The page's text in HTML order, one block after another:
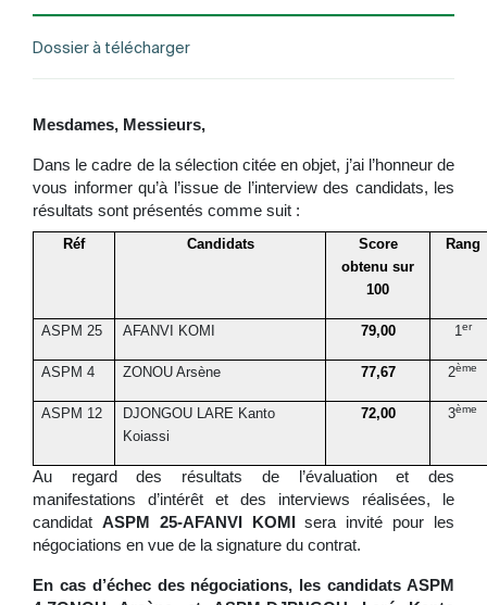
Dossier à télécharger
Mesdames, Messieurs,
Dans le cadre de la sélection citée en objet, j’ai l’honneur de
vous informer qu’à l’issue de l’interview des candidats, les
résultats sont présentés comme suit :
Réf Candidats
Score
obtenu sur
100
Rang
ASPM 25 AFANVI KOMI 79,00 1er
ASPM 4 ZONOU Arsène 77,67 2ème
ASPM 12
DJONGOU LARE Kanto
Koiassi
72,00 3ème
Au regard des résultats de l’évaluation et des
manifestations d’intérêt et des interviews réalisées, le
candidat ASPM 25-AFANVI KOMI
sera invité pour les
négociations en vue de la signature du contrat.
En cas d’échec des négociations, les candidats ASPM